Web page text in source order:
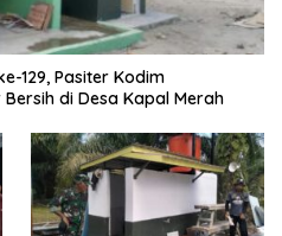
129, Pasiter Kodim
di Desa Kapal Merah